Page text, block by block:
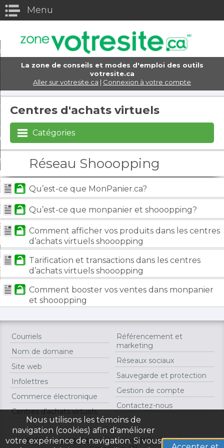
Nous utilisons les témoins de
navigation (cookies) afin d'améliorer
votre expérience de navigation. Si vous
Menu
La zone de conseils et modes d'emploi des outils
votresite.ca
Aller sur votresite.ca | Connexion à votre compte
électronique
d'achats virtuels
et marketing
sociaux
et protection
de compte
nous
to Content
Centres d'achats virtuels
Catégories
Réseau Shooopping
Qu’est-ce que MonPanier.ca?
Qu’est-ce que monpanier et shooopping?
Comment afficher vos produits dans les centres
d’achats virtuels shooopping
Tarification et transactions dans les centres
d’achats virtuels shooopping
Comment booster vos ventes dans monpanier
et shooopping
Courriels
Nom de domaine
Site web
Infolettres
Commerce électronique
Centres d'achats virtuels
Référencement et
marketing
Réseaux sociaux
Sauvegarde et protection
Gestion de compte
Contactez-nous
Politique de confidentialité
Modalités et conditions